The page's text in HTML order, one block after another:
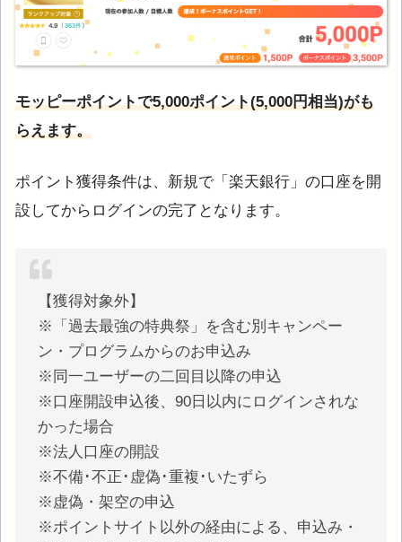
モッピーポイントで5,000ポイント(5,000円相当)がも
らえます。
ポイント獲得条件は、新規で「楽天銀行」の口座を開
設してからログインの完了となります。
【獲得対象外】
※「過去最強の特典祭」を含む別キャンペー
ン・プログラムからのお申込み
※同一ユーザーの二回目以降の申込
※口座開設申込後、90日以内にログインされな
かった場合
※法人口座の開設
※不備･不正･虚偽･重複･いたずら
※虚偽・架空の申込
※ポイントサイト以外の経由による、申込み・